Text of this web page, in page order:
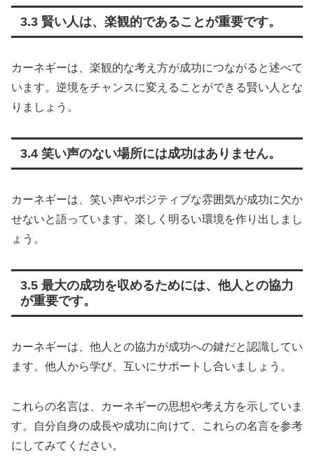
3.3 賢い人は、楽観的であることが重要です。
カーネギーは、楽観的な考え方が成功につながると述べて
います。逆境をチャンスに変えることができる賢い人とな
りましょう。
3.4 笑い声のない場所には成功はありません。
カーネギーは、笑い声やポジティブな雰囲気が成功に欠か
せないと語っています。楽しく明るい環境を作り出しまし
ょう。
3.5 最大の成功を収めるためには、他人との協力
が重要です。
カーネギーは、他人との協力が成功への鍵だと認識してい
ます。他人から学び、互いにサポートし合いましょう。
これらの名言は、カーネギーの思想や考え方を示していま
す。自分自身の成長や成功に向けて、これらの名言を参考
にしてみてください。